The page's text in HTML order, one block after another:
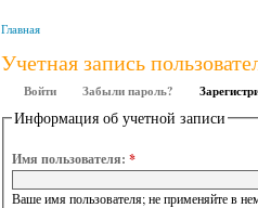
Главная
Учетная запись
Войти Забыли пароль?
Информация об учетной записи
Имя пользователя: *
Ваше имя пользователя; не применяйте в